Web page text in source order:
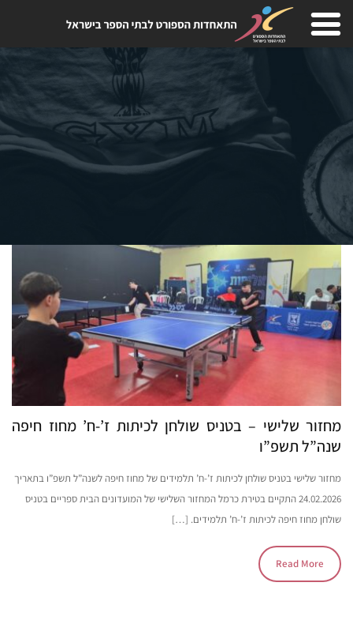
מחזור שלישי – בטניס שולחן לכיתות ז’-ח’ מחוז חיפה
שנה”ל תשפ”ו
מחזור שלישי בטניס שולחן לכיתות ז’-ח’ תלמידים של מחוז חיפה לשנה”ל תשפ”ו בתאריך
24.02.2026 התקיים בטירת כרמל המחזור השלישי של המועדונים הבית ספריים בטניס
שולחן מחוז חיפה לכיתות ז’-ח’ תלמידים. […]
Read More